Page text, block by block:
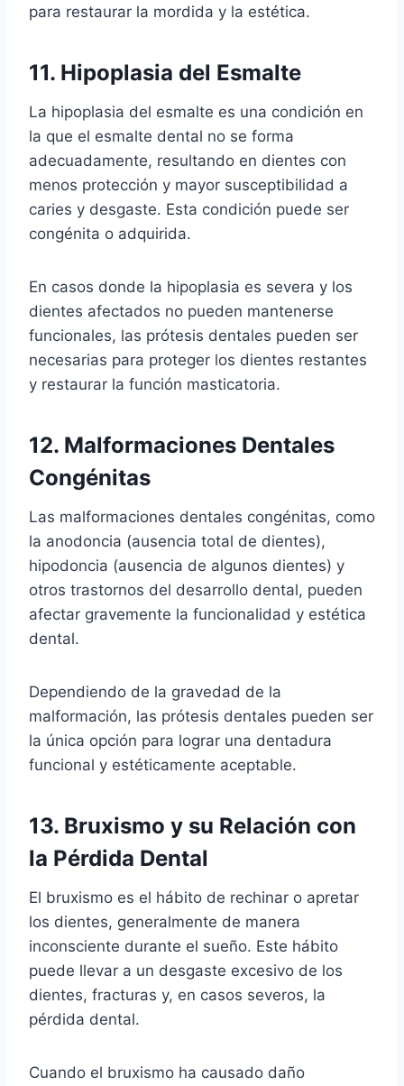
para restaurar la mordida y la estética.
11. Hipoplasia del Esmalte
La hipoplasia del esmalte es una condición en
la que el esmalte dental no se forma
adecuadamente, resultando en dientes con
menos protección y mayor susceptibilidad a
caries y desgaste. Esta condición puede ser
congénita o adquirida.
En casos donde la hipoplasia es severa y los
dientes afectados no pueden mantenerse
funcionales, las prótesis dentales pueden ser
necesarias para proteger los dientes restantes
y restaurar la función masticatoria.
12. Malformaciones Dentales
Congénitas
Las malformaciones dentales congénitas, como
la anodoncia (ausencia total de dientes),
hipodoncia (ausencia de algunos dientes) y
otros trastornos del desarrollo dental, pueden
afectar gravemente la funcionalidad y estética
dental.
Dependiendo de la gravedad de la
malformación, las prótesis dentales pueden ser
la única opción para lograr una dentadura
funcional y estéticamente aceptable.
13. Bruxismo y su Relación con
la Pérdida Dental
El bruxismo es el hábito de rechinar o apretar
los dientes, generalmente de manera
inconsciente durante el sueño. Este hábito
puede llevar a un desgaste excesivo de los
dientes, fracturas y, en casos severos, la
pérdida dental.
Cuando el bruxismo ha causado daño